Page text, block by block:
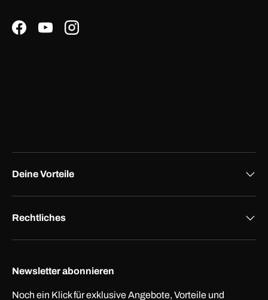
FacebookYouTubeInstagram
Deine Vorteile
Rechtliches
Newsletter abonnieren
Noch ein Klick für exklusive Angebote, Vorteile und